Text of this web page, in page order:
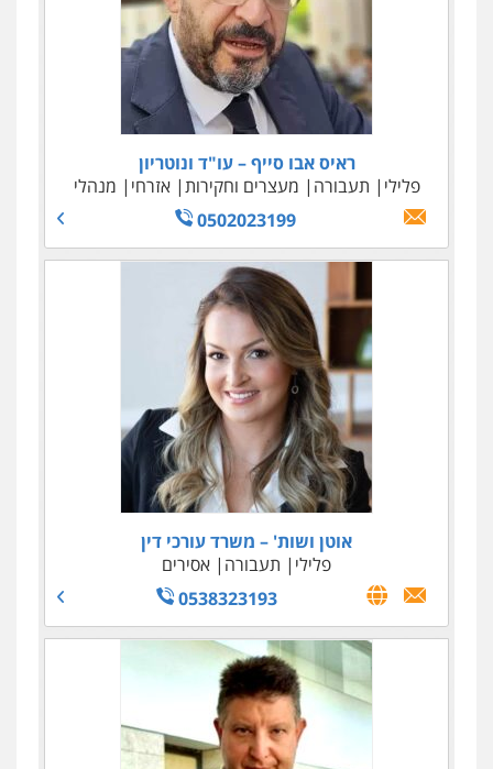
ראיס אבו סייף – עו"ד ונוטריון
פלילי
תעבורה מעצרים וחקירות אזרחי
מנהלי
0502023199
אוטן ושות' – משרד עורכי דין
פלילי
תעבורה
אסירים
0538323193